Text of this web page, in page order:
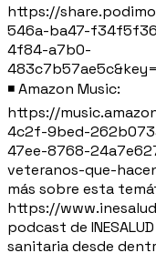
https://
546a-ba47-
4f84-a7b0-
◾ Amazon Music:
https://
4c2f-9bed-
47ee-8768-
veteranos-que-
más sobre esta
https://
podcast de
sanitaria desde